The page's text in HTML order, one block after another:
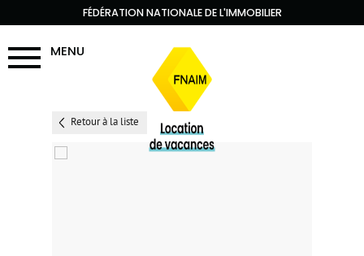
FÉDÉRATION NATIONALE DE L'IMMOBILIER
MENU
Retour à la liste